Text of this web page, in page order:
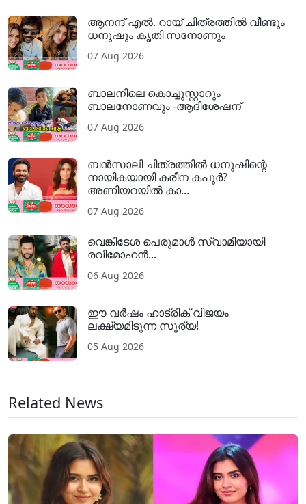
ആനന്ദ് എൽ. റായ് ചിത്രത്തിൽ വീണ്ടും
ധനുഷും കൃതി സനോണും
07 Aug 2026
ബാലനിലെ കൊച്ചുസ്റ്റാറും
ബാലനോണവും -ആദിശേഷന്
07 Aug 2026
ബൻസാലി ചിത്രത്തിൽ ധനുഷിന്റെ
നായികയായി കരീന കപൂർ?
അണിയറയിൽ കാ...
07 Aug 2026
വെങ്കിടേശ പെരുമാൾ സ്വാമിയായി
രവിമോഹൻ...
06 Aug 2026
ഈ വർഷം ഹാട്രിക് വിജയം
ലക്ഷ്യമിടുന്ന സൂര്യ!
05 Aug 2026
Related News